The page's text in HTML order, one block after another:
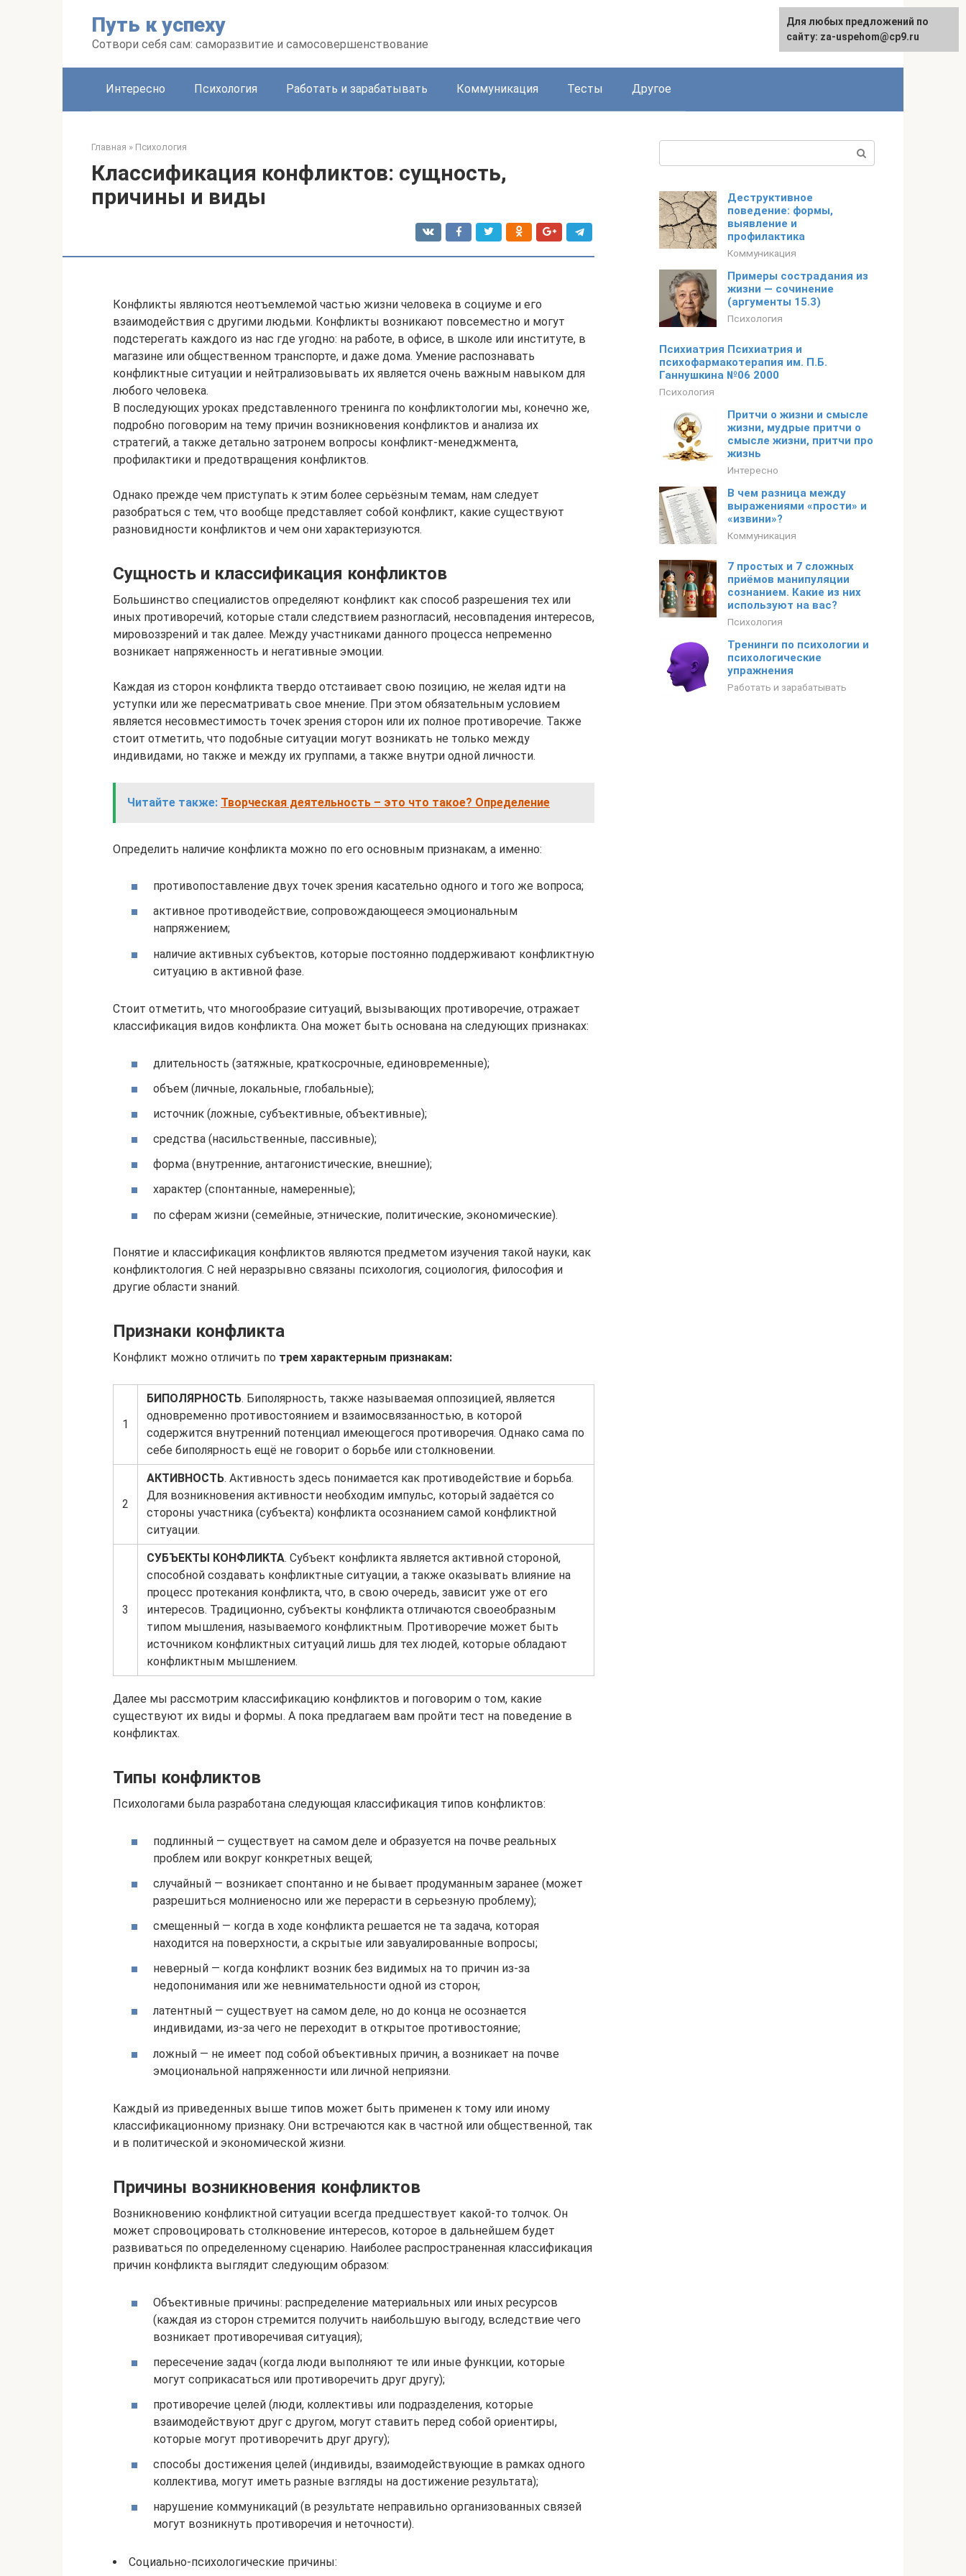
Путь к успеху
Сотвори себя сам: саморазвитие и самосовершенствование
English
Интересно Психология Работать и зарабатывать Коммуникация Тесты Другое
Главная » Психология
Классификация конфликтов: сущность,
причины и виды
Конфликты являются неотъемлемой частью жизни человека в социуме и его
взаимодействия с другими людьми. Конфликты возникают повсеместно и могут
подстерегать каждого из нас где угодно: на работе, в офисе, в школе или институте, в
магазине или общественном транспорте, и даже дома. Умение распознавать
конфликтные ситуации и нейтрализовывать их является очень важным навыком для
любого человека.
В последующих уроках представленного тренинга по конфликтологии мы, конечно же,
подробно поговорим на тему причин возникновения конфликтов и анализа их
стратегий, а также детально затронем вопросы конфликт-менеджмента,
профилактики и предотвращения конфликтов.
Однако прежде чем приступать к этим более серьёзным темам, нам следует
разобраться с тем, что вообще представляет собой конфликт, какие существуют
разновидности конфликтов и чем они характеризуются.
Сущность и классификация конфликтов
Большинство специалистов определяют конфликт как способ разрешения тех или
иных противоречий, которые стали следствием разногласий, несовпадения интересов,
мировоззрений и так далее. Между участниками данного процесса непременно
возникает напряженность и негативные эмоции.
Каждая из сторон конфликта твердо отстаивает свою позицию, не желая идти на
уступки или же пересматривать свое мнение. При этом обязательным условием
является несовместимость точек зрения сторон или их полное противоречие. Также
стоит отметить, что подобные ситуации могут возникать не только между
индивидами, но также и между их группами, а также внутри одной личности.
Читайте также: Творческая деятельность – это что такое? Определение
Определить наличие конфликта можно по его основным признакам, а именно:
противопоставление двух точек зрения касательно одного и того же вопроса;
активное противодействие, сопровождающееся эмоциональным
напряжением;
наличие активных субъектов, которые постоянно поддерживают конфликтную
ситуацию в активной фазе.
Стоит отметить, что многообразие ситуаций, вызывающих противоречие, отражает
классификация видов конфликта. Она может быть основана на следующих признаках:
длительность (затяжные, краткосрочные, единовременные);
объем (личные, локальные, глобальные);
источник (ложные, субъективные, объективные);
средства (насильственные, пассивные);
форма (внутренние, антагонистические, внешние);
характер (спонтанные, намеренные);
по сферам жизни (семейные, этнические, политические, экономические).
Понятие и классификация конфликтов являются предметом изучения такой науки, как
конфликтология. С ней неразрывно связаны психология, социология, философия и
другие области знаний.
Признаки конфликта
Конфликт можно отличить по трем характерным признакам:
1
БИПОЛЯРНОСТЬ. Биполярность, также называемая оппозицией, является
одновременно противостоянием и взаимосвязанностью, в которой
содержится внутренний потенциал имеющегося противоречия. Однако сама по
себе биполярность ещё не говорит о борьбе или столкновении.
2
АКТИВНОСТЬ. Активность здесь понимается как противодействие и борьба.
Для возникновения активности необходим импульс, который задаётся со
стороны участника (субъекта) конфликта осознанием самой конфликтной
ситуации.
3
СУБЪЕКТЫ КОНФЛИКТА. Субъект конфликта является активной стороной,
способной создавать конфликтные ситуации, а также оказывать влияние на
процесс протекания конфликта, что, в свою очередь, зависит уже от его
интересов. Традиционно, субъекты конфликта отличаются своеобразным
типом мышления, называемого конфликтным. Противоречие может быть
источником конфликтных ситуаций лишь для тех людей, которые обладают
конфликтным мышлением.
Далее мы рассмотрим классификацию конфликтов и поговорим о том, какие
существуют их виды и формы. А пока предлагаем вам пройти тест на поведение в
конфликтах.
Типы конфликтов
Психологами была разработана следующая классификация типов конфликтов:
подлинный — существует на самом деле и образуется на почве реальных
проблем или вокруг конкретных вещей;
случайный — возникает спонтанно и не бывает продуманным заранее (может
разрешиться молниеносно или же перерасти в серьезную проблему);
смещенный — когда в ходе конфликта решается не та задача, которая
находится на поверхности, а скрытые или завуалированные вопросы;
неверный — когда конфликт возник без видимых на то причин из-за
недопонимания или же невнимательности одной из сторон;
латентный — существует на самом деле, но до конца не осознается
индивидами, из-за чего не переходит в открытое противостояние;
ложный — не имеет под собой объективных причин, а возникает на почве
эмоциональной напряженности или личной неприязни.
Каждый из приведенных выше типов может быть применен к тому или иному
классификационному признаку. Они встречаются как в частной или общественной, так
и в политической и экономической жизни.
Причины возникновения конфликтов
Возникновению конфликтной ситуации всегда предшествует какой-то толчок. Он
может спровоцировать столкновение интересов, которое в дальнейшем будет
развиваться по определенному сценарию. Наиболее распространенная классификация
причин конфликта выглядит следующим образом:
Объективные причины: распределение материальных или иных ресурсов
(каждая из сторон стремится получить наибольшую выгоду, вследствие чего
возникает противоречивая ситуация);
пересечение задач (когда люди выполняют те или иные функции, которые
могут соприкасаться или противоречить друг другу);
противоречие целей (люди, коллективы или подразделения, которые
взаимодействуют друг с другом, могут ставить перед собой ориентиры,
которые могут противоречить друг другу);
способы достижения целей (индивиды, взаимодействующие в рамках одного
коллектива, могут иметь разные взгляды на достижение результата);
нарушение коммуникаций (в результате неправильно организованных связей
могут возникнуть противоречия и неточности).
Социально-психологические причины:
Деструктивное
поведение: формы,
выявление и
профилактика
Коммуникация
Примеры сострадания из
жизни — сочинение
(аргументы 15.3)
Психология
Психиатрия Психиатрия и
психофармакотерапия им. П.Б.
Ганнушкина №06 2000
Психология
Притчи о жизни и смысле
жизни, мудрые притчи о
смысле жизни, притчи про
жизнь
Интересно
В чем разница между
выражениями «прости» и
«извини»?
Коммуникация
7 простых и 7 сложных
приёмов манипуляции
сознанием. Какие из них
используют на вас?
Психология
Тренинги по психологии и
психологические
упражнения
Работать и зарабатывать
Для любых предложений по
сайту: za-uspehom@cp9.ru